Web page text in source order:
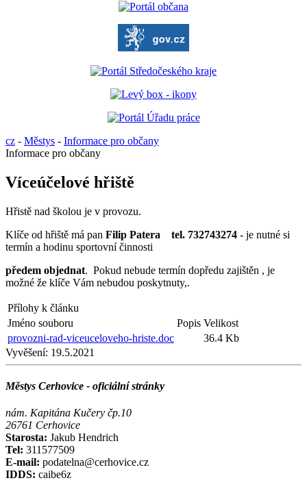
cz - Městys - Informace pro občany
Informace pro občany
Víceúčelové hřiště
Hřistě nad školou je v provozu.
Klíče od hřiště má pan Filip Patera tel. 732743274 - je nutné si
termín a hodinu sportovní činnosti
předem objednat. Pokud nebude termín dopředu zajištěn , je
možné že klíče Vám nebudou poskytnuty,.
Přílohy k článku
Jméno souboru
Popis Velikost
provozni-rad-viceuceloveho-hriste.doc
36.4 Kb
Vyvěšení: 19.5.2021
Městys Cerhovice - oficiální stránky
nám. Kapitána Kučery čp.10
26761 Cerhovice
Starosta: Jakub Hendrich
Tel: 311577509
E-mail: podatelna@cerhovice.cz
IDDS: caibe6z